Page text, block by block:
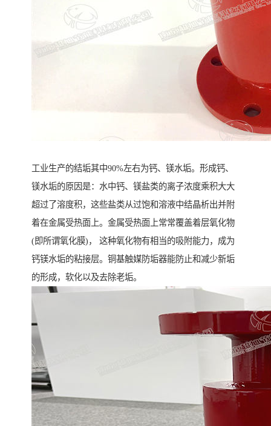
工业生产的结垢其中90%左右为钙、镁水垢。形成钙、
镁水垢的原因是：水中钙、镁盐类的离子浓度乘积大大
超过了溶度积，这些盐类从过饱和溶液中结晶析出并附
着在金属受热面上。金属受热面上常常覆盖着层氧化物
(即所谓氧化膜)， 这种氧化物有相当的吸附能力，成为
钙镁水垢的粘接层。铜基触媒防垢器能防止和减少新垢
的形成，软化以及去除老垢。